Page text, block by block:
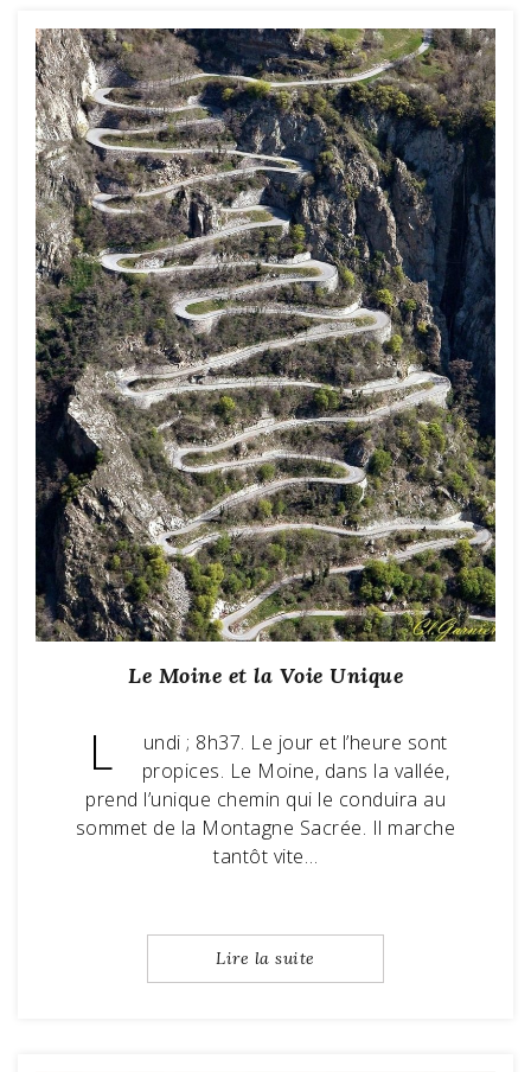
Le Moine et la Voie Unique
L
undi ; 8h37. Le jour et l’heure sont
propices. Le Moine, dans la vallée,
prend l’unique chemin qui le conduira au
sommet de la Montagne Sacrée. Il marche
tantôt vite…
Lire la suite